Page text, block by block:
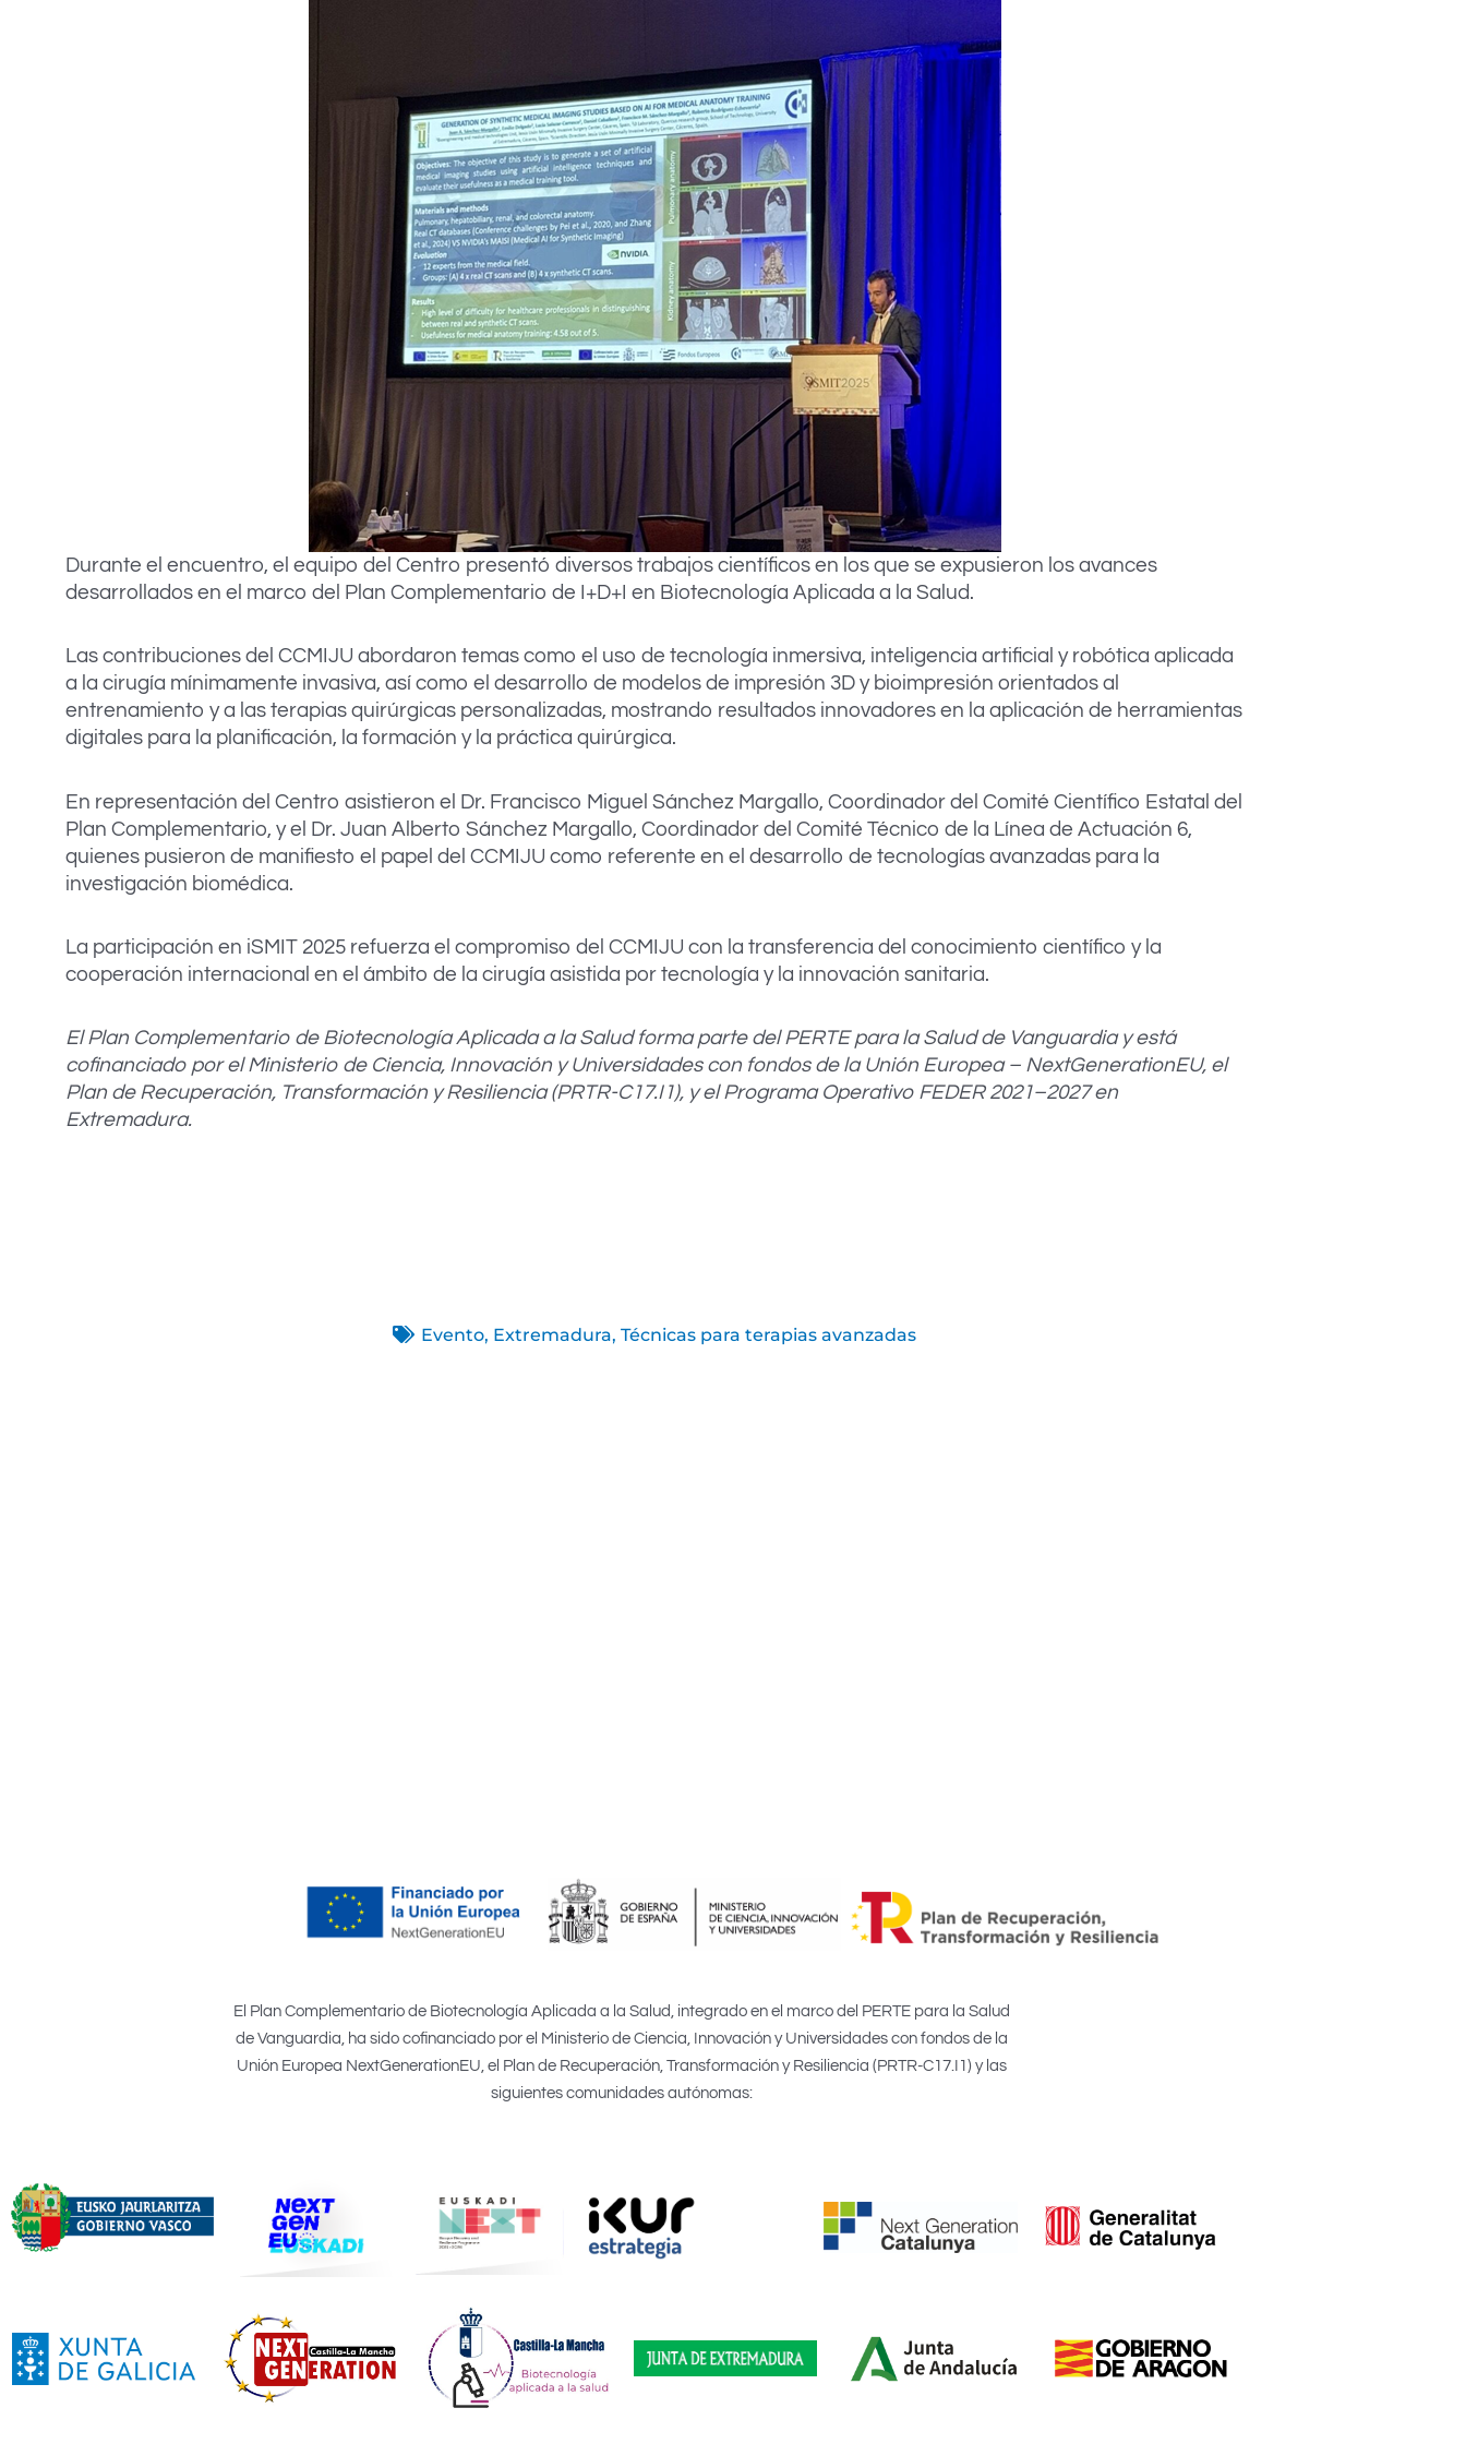
Durante el encuentro, el equipo del Centro presentó diversos trabajos científicos en los que se expusieron los avances
desarrollados en el marco del Plan Complementario de I+D+I en Biotecnología Aplicada a la Salud.
Las contribuciones del CCMIJU abordaron temas como el uso de tecnología inmersiva, inteligencia artificial y robótica aplicada
a la cirugía mínimamente invasiva, así como el desarrollo de modelos de impresión 3D y bioimpresión orientados al
entrenamiento y a las terapias quirúrgicas personalizadas, mostrando resultados innovadores en la aplicación de herramientas
digitales para la planificación, la formación y la práctica quirúrgica.
En representación del Centro asistieron el Dr. Francisco Miguel Sánchez Margallo, Coordinador del Comité Científico Estatal del
Plan Complementario, y el Dr. Juan Alberto Sánchez Margallo, Coordinador del Comité Técnico de la Línea de Actuación 6,
quienes pusieron de manifiesto el papel del CCMIJU como referente en el desarrollo de tecnologías avanzadas para la
investigación biomédica.
La participación en iSMIT 2025 refuerza el compromiso del CCMIJU con la transferencia del conocimiento científico y la
cooperación internacional en el ámbito de la cirugía asistida por tecnología y la innovación sanitaria.
El Plan Complementario de Biotecnología Aplicada a la Salud forma parte del PERTE para la Salud de Vanguardia y está
cofinanciado por el Ministerio de Ciencia, Innovación y Universidades con fondos de la Unión Europea – NextGenerationEU, el
Plan de Recuperación, Transformación y Resiliencia (PRTR-C17.I1), y el Programa Operativo FEDER 2021–2027 en
Extremadura.
Evento, Extremadura, Técnicas para terapias avanzadas
El Plan Complementario de Biotecnología Aplicada a la Salud, integrado en el marco del PERTE para la Salud
de Vanguardia, ha sido cofinanciado por el Ministerio de Ciencia, Innovación y Universidades con fondos de la
Unión Europea NextGenerationEU, el Plan de Recuperación, Transformación y Resiliencia (PRTR-C17.I1) y las
siguientes comunidades autónomas: